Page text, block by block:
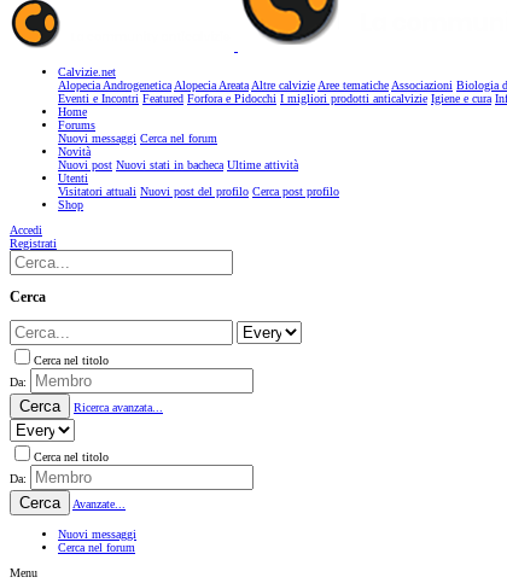
Calvizie.net
Alopecia AndrogeneticaAlopecia AreataAltre calvizieAree tematicheAssociazioni Biologia
Eventi e Incontri Featured Forfora e Pidocchi I migliori prodotti anticalvizie Igiene e cura
Home
Forums
Nuovi messaggi Cerca nel forum
Novità
Nuovi post Nuovi stati in bacheca Ultime attività
Utenti
Visitatori attuali Nuovi post del profilo Cerca post profilo
Shop
Accedi
Registrati
Cerca
Cerca nel titolo
Da:
Cerca Ricerca avanzata...
Cerca nel titolo
Da:
Cerca Avanzate...
Nuovi messaggi
Cerca nel forum
Menu